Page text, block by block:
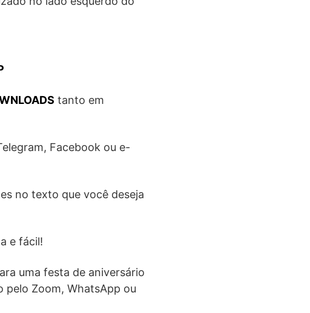
tanto em
Facebook ou e-
no texto que você deseja
e fácil!
uma festa de aniversário
pelo Zoom, WhatsApp ou